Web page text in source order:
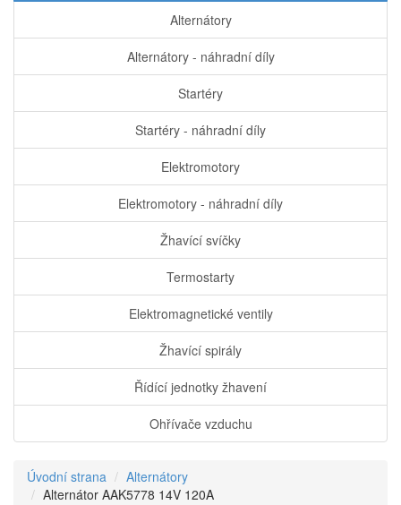
Alternátory
Alternátory - náhradní díly
Startéry
Startéry - náhradní díly
Elektromotory
Elektromotory - náhradní díly
Žhavící svíčky
Termostarty
Elektromagnetické ventily
Žhavící spirály
Řídící jednotky žhavení
Ohřívače vzduchu
Úvodní strana
Alternátory
Alternátor AAK5778 14V 120A